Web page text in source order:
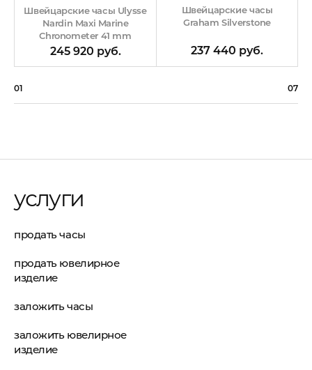
Швейцарские часы Ulysse
Nardin Maxi Marine
Chronometer 41 mm
245 920 руб.
Швейцарские часы
Graham Silverstone
237 440 руб.
01 07
услуги
продать часы
продать ювелирное
изделие
заложить часы
заложить ювелирное
изделие